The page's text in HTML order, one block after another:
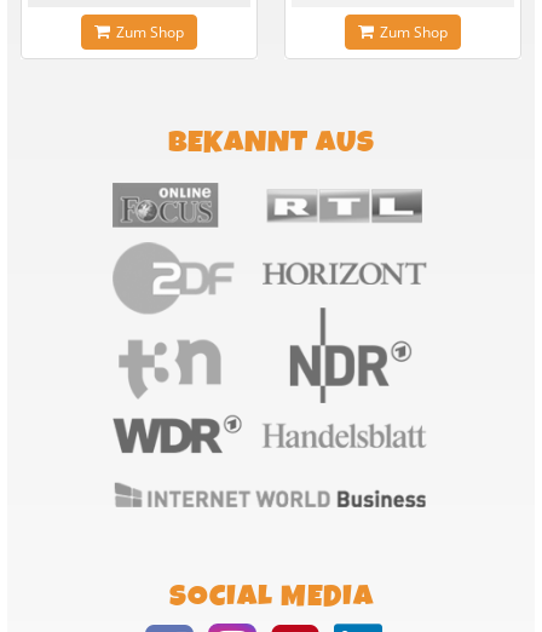
Zum Shop Zum Shop
BEKANNT AUS
SOCIAL MEDIA